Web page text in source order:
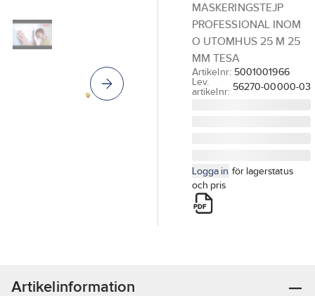
MASKERINGSTEJP
PROFESSIONAL INOM
O UTOMHUS 25 M 25
MM TESA
Artikelnr: 5001001966
Lev.
artikelnr: 56270-00000-03
Logga in för lagerstatus
och pris
Artikelinformation